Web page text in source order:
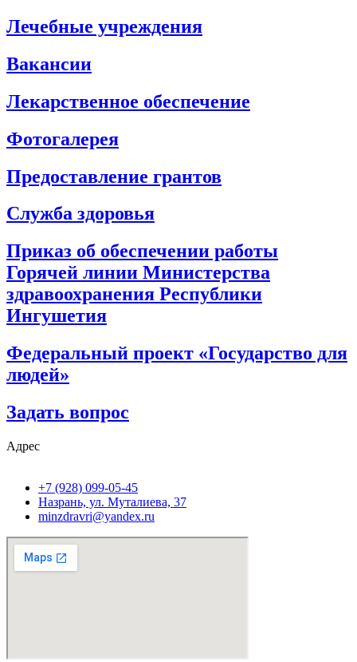
Лечебные учреждения
Вакансии
Лекарственное обеспечение
Фотогалерея
Предоставление грантов
Служба здоровья
Приказ об обеспечении работы
Горячей линии Министерства
здравоохранения Республики
Ингушетия
Федеральный проект «Государство для
людей»
Задать вопрос
Адрес
+7 (928) 099-05-45
Назрань, ул. Муталиева, 37
minzdravri@yandex.ru